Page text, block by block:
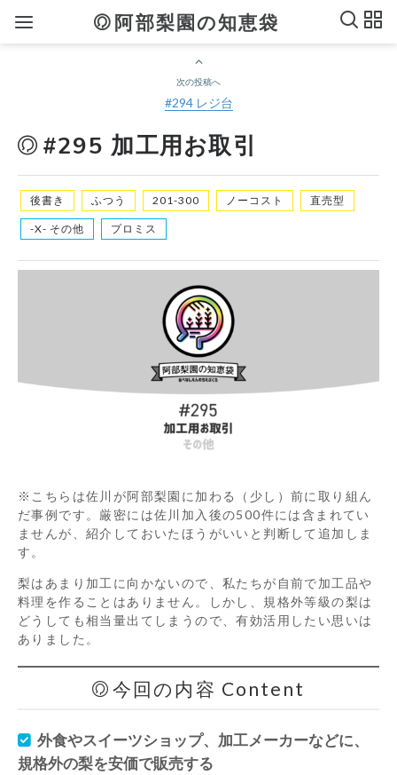
阿部梨園の知恵袋
次の投稿へ
#294 レジ台
#295 加工用お取引
後書き ふつう 201-300 ノーコスト 直売型
-X- その他 プロミス
※こちらは佐川が阿部梨園に加わる（少し）前に取り組ん
だ事例です。厳密には佐川加入後の500件には含まれてい
ませんが、紹介しておいたほうがいいと判断して追加しま
す。
梨はあまり加工に向かないので、私たちが自前で加工品や
料理を作ることはありません。しかし、規格外等級の梨は
どうしても相当量出てしまうので、有効活用したい思いは
ありました。
今回の内容 Content
外食やスイーツショップ、加工メーカーなどに、
規格外の梨を安価で販売する